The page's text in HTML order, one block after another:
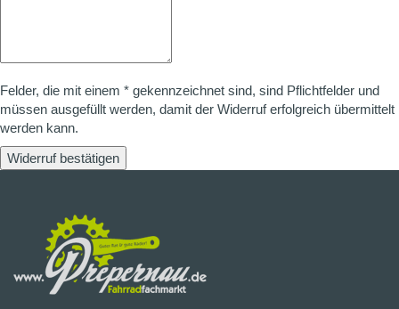
Felder, die mit einem * gekennzeichnet sind, sind Pflichtfelder und
müssen ausgefüllt werden, damit der Widerruf erfolgreich übermittelt
werden kann.
Widerruf bestätigen